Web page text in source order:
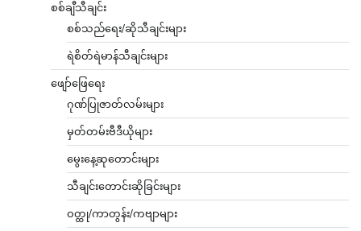
စစ်ချီသီချင်း
စစ်သည်ရေး/ဆိုသီချင်းများ
ရဲစိတ်ရဲမာန်သီချင်းများ
ဖျော်ဖြေရေး
ဂုဏ်ပြုဇာတ်လမ်းများ
မှတ်တမ်းဗီဒီယိုများ
မွေးနေ့ဆုတောင်းများ
သီချင်းတောင်းဆိုခြင်းများ
ဝတ္ထု/ကာတွန်း/ကဗျာများ